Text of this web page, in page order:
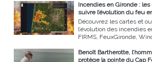
Incendies en Gironde :
suivre l’évolution du feu
Découvrez les cartes et
l’évolution des incendies
FIRMS, FeuxGironde,
Benoît Bartherotte,
protège la pointe du Cap